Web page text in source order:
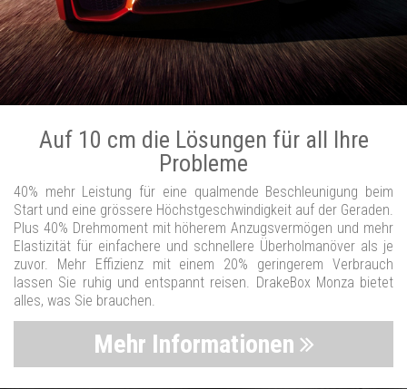
Auf 10 cm die Lösungen für all Ihre
Probleme
40% mehr Leistung für eine qualmende Beschleunigung beim
Start und eine grössere Höchstgeschwindigkeit auf der Geraden.
Plus 40% Drehmoment mit höherem Anzugsvermögen und mehr
Elastizität für einfachere und schnellere Überholmanöver als je
zuvor. Mehr Effizienz mit einem 20% geringerem Verbrauch
lassen Sie ruhig und entspannt reisen. DrakeBox Monza bietet
alles, was Sie brauchen.
Mehr Informationen